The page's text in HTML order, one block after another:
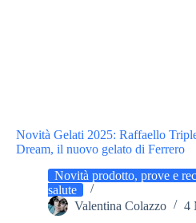
Novità Gelati 2025: Raffaello
Dream, il nuovo gelato di Ferrero
Novità prodotto, prove e
salute
Valentina Colazzo
4